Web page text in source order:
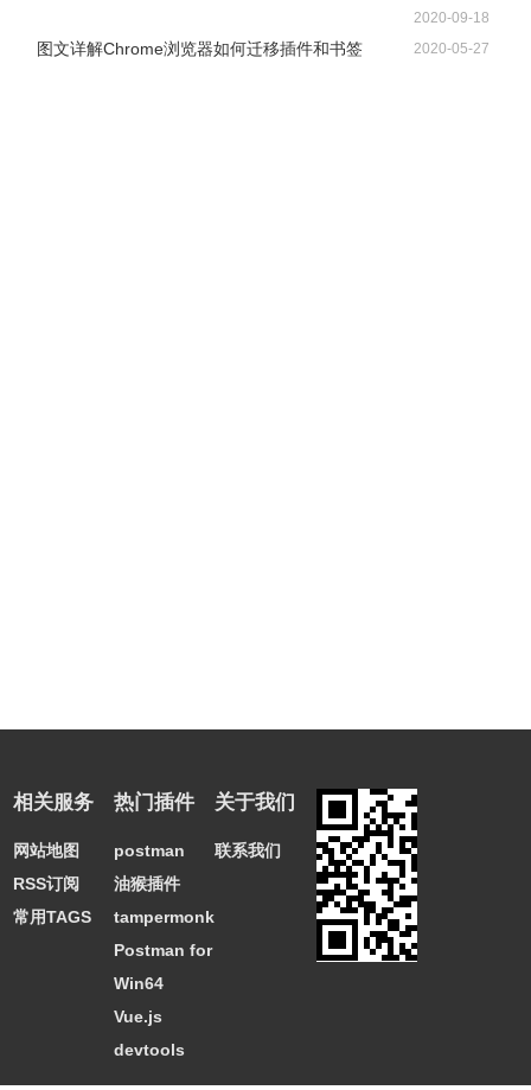
2020-09-18
图文详解Chrome浏览器如何迁移插件和书签 2020-05-27
相关服务
网站地图
RSS订阅
常用TAGS
热门插件
postman
油猴插件
tampermonkey
Postman for
Win64
Vue.js
devtools
关于我们
联系我们